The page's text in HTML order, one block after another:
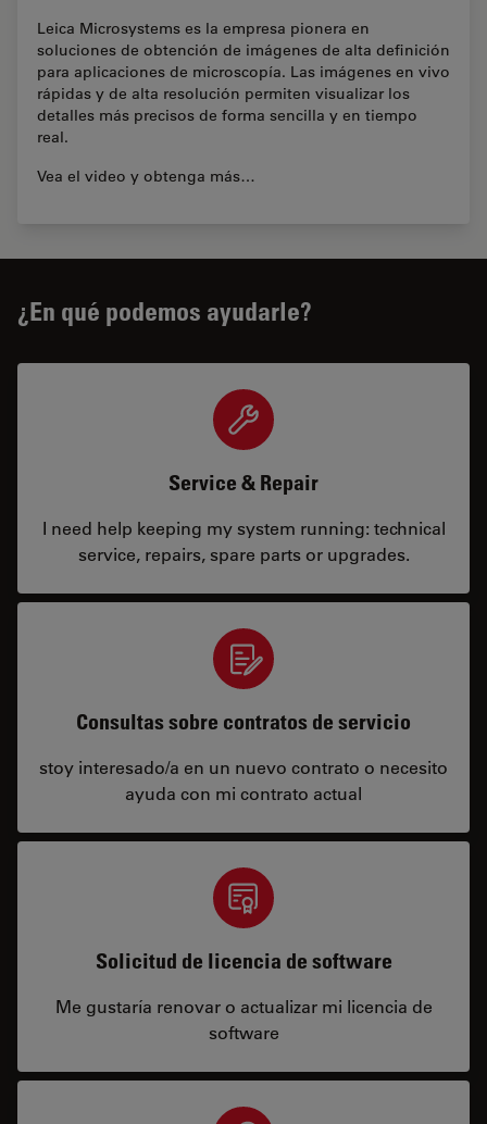
Leica Microsystems es la empresa pionera en
soluciones de obtención de imágenes de alta definición
para aplicaciones de microscopía. Las imágenes en vivo
rápidas y de alta resolución permiten visualizar los
detalles más precisos de forma sencilla y en tiempo
real.
Vea el video y obtenga más…
¿En qué podemos ayudarle?
Service & Repair
I need help keeping my system running: technical
service, repairs, spare parts or upgrades.
Consultas sobre contratos de servicio
stoy interesado/a en un nuevo contrato o necesito
ayuda con mi contrato actual
Solicitud de licencia de software
Me gustaría renovar o actualizar mi licencia de
software